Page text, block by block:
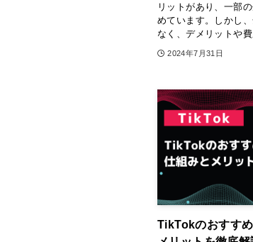
リットがあり、一部
めています。しかし
なく、デメリットや
2024年7月31日
TikTokのおすす